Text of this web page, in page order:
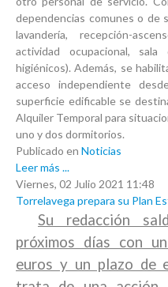
dependencias comunes o de
lavandería, recepción-
actividad ocupacional,
higiénicos). Además, se
acceso independiente
superficie edificable se
Alquiler Temporal para
uno y dos dormitorios.
Publicado en Noticias
Leer más ...
Viernes, 02 Julio 2021 11:48
Torrelavega prepara su Plan
Su redacción
próximos días con
euros y un plazo de